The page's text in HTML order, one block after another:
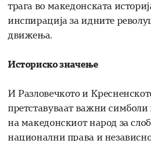
трага во македонската
инспирација за идните
движења.
Историско значење
И Разловечкото и
претставуваат важни симболи
на македонскиот народ за
национални права и